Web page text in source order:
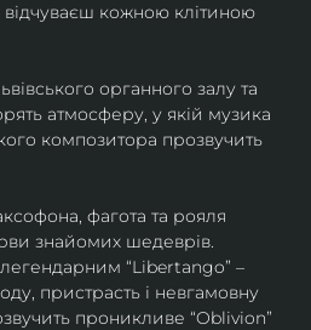
кожною клітиною
органного залу та
атмосферу, у якій музика
композитора прозвучить
фагота та рояля
знайомих шедеврів.
“Libertango” –
пристрасть і невгамовну
проникливе “Oblivion”